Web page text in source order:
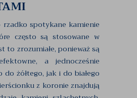
spotykane kamienie
często są stosowane w
to zrozumiałe, ponieważ są
a jednocześnie
do żółtego, jak i do białego
z koronie znajdują